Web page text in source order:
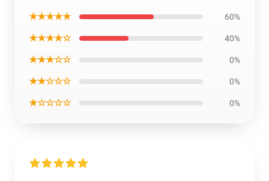
★★★★★ 60%
★★★★☆ 40%
★★★☆☆ 0%
★★☆☆☆ 0%
★☆☆☆☆ 0%